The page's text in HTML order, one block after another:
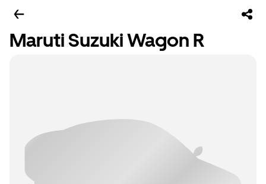
Maruti Suzuki Wagon R